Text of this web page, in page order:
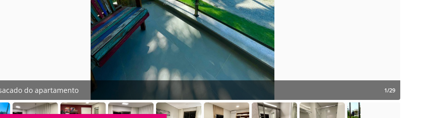
do apartamento 1/29